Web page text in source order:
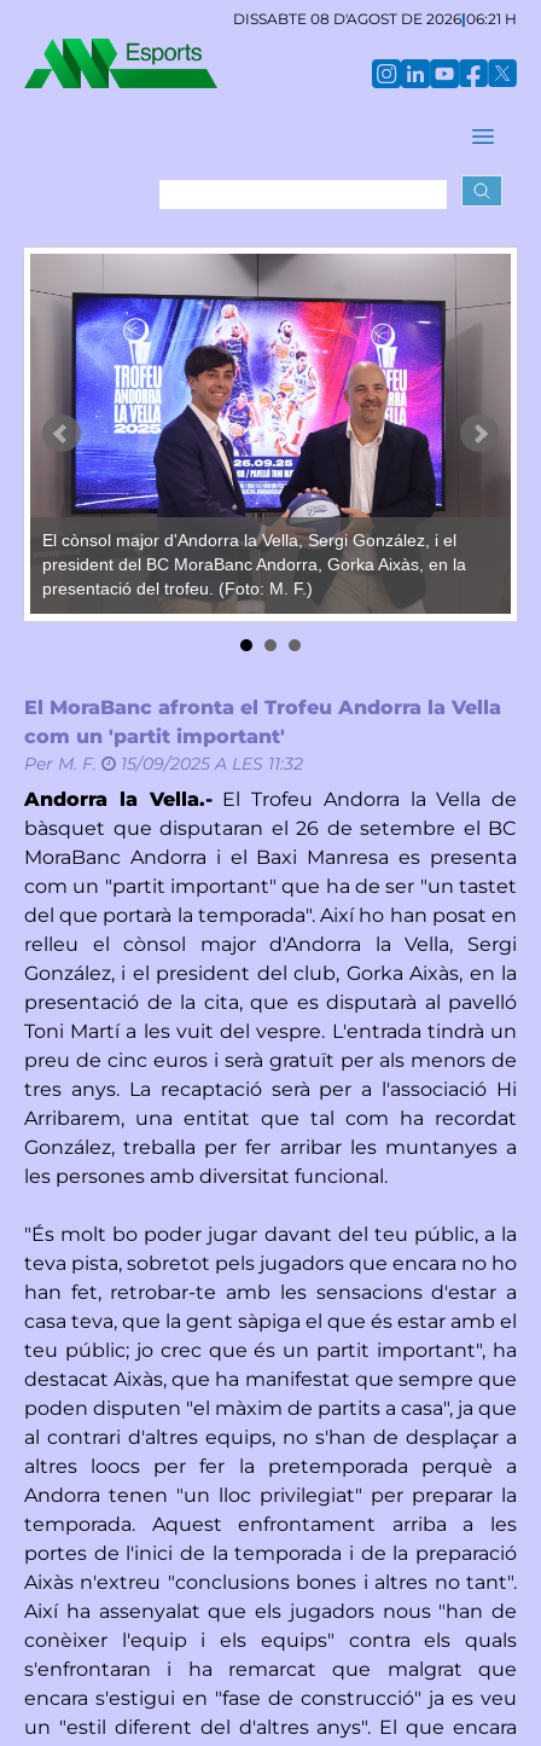
DISSABTE 08 D'AGOST DE 2026|06:21 H
El cònsol major d'Andorra la Vella, Sergi González, i el
president del BC MoraBanc Andorra, Gorka Aixàs, en la
presentació del trofeu. (Foto: M. F.)
El MoraBanc afronta el Trofeu Andorra la Vella
com un 'partit important'
Per M. F. 15/09/2025 A LES 11:32
Andorra la Vella.-El Trofeu Andorra la Vella de
bàsquet que disputaran el 26 de setembre el BC
MoraBanc Andorra i el Baxi Manresa es presenta
com un "partit important" que ha de ser "un tastet
del que portarà la temporada". Així ho han posat en
relleu el cònsol major d'Andorra la Vella, Sergi
González, i el president del club, Gorka Aixàs, en la
presentació de la cita, que es disputarà al pavelló
Toni Martí a les vuit del vespre. L'entrada tindrà un
preu de cinc euros i serà gratuït per als menors de
tres anys. La recaptació serà per a l'associació Hi
Arribarem, una entitat que tal com ha recordat
González, treballa per fer arribar les muntanyes a
les persones amb diversitat funcional.
"És molt bo poder jugar davant del teu públic, a la
teva pista, sobretot pels jugadors que encara no ho
han fet, retrobar-te amb les sensacions d'estar a
casa teva, que la gent sàpiga el que és estar amb el
teu públic; jo crec que és un partit important", ha
destacat Aixàs, que ha manifestat que sempre que
poden disputen "el màxim de partits a casa", ja que
al contrari d'altres equips, no s'han de desplaçar a
altres loocs per fer la pretemporada perquè a
Andorra tenen "un lloc privilegiat" per preparar la
temporada. Aquest enfrontament arriba a les
portes de l'inici de la temporada i de la preparació
Aixàs n'extreu "conclusions bones i altres no tant".
Així ha assenyalat que els jugadors nous "han de
conèixer l'equip i els equips" contra els quals
s'enfrontaran i ha remarcat que malgrat que
encara s'estigui en "fase de construcció" ja es veu
un "estil diferent del d'altres anys". El que encara